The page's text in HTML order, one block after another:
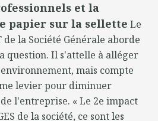
et la
papier sur la sellette Le
la Société Générale aborde
question. Il s'attelle à alléger
mais compte
levier pour diminuer
l'entreprise. « Le 2e impact
de la société, ce sont les